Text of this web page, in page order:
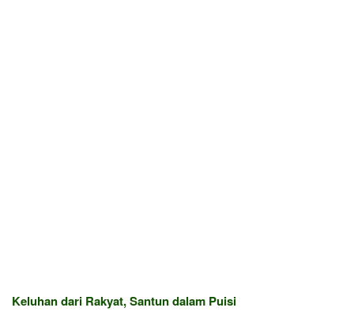
Keluhan dari Rakyat, Santun dalam Puisi